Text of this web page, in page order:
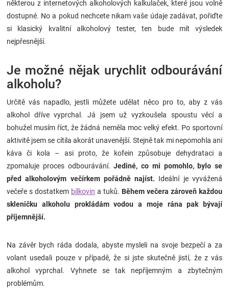
některou z internetových alkoholových kalkulaček, které jsou volně
dostupné. No a pokud nechcete nikam vaše údaje zadávat, pořiďte
si klasický kvalitní alkoholový tester, ten bude mít výsledek
nejpřesnější.
Je možné nějak urychlit odbourávání
alkoholu?
Určitě vás napadlo, jestli můžete udělat něco pro to, aby z vás
alkohol dříve vyprchal. Já jsem už vyzkoušela spoustu věcí a
bohužel musím říct, že žádná neměla moc velký efekt. Po sportovní
aktivitě jsem se cítila akorát unavenější. Stejně tak mi nepomohla ani
káva či kola – asi proto, že kofein způsobuje dehydrataci a
zpomaluje proces odbourávání.Jediné, co mi pomohlo, bylo se
před alkoholovým večírkem pořádně najíst. Ideální je vyvážená
večeře s dostatkem bílkovin a tuků. Během večera zároveň každou
skleničku alkoholu prokládám vodou a moje rána pak bývají
příjemnější.
Na závěr bych ráda dodala, abyste mysleli na svoje bezpečí a za
volant usedali pouze v případě, že si jste skutečně jistí, že z vás
alkohol vyprchal. Vyhnete se tak nepříjemným a zbytečným
problémům.